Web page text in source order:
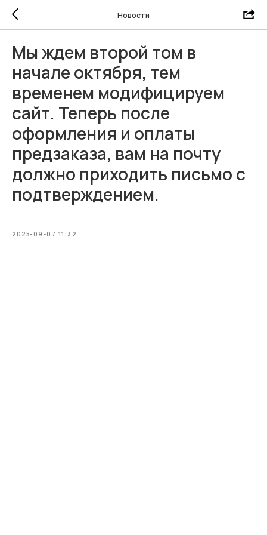
Новости
Мы ждем второй том в
начале октября, тем
временем модифицируем
сайт. Теперь после
оформления и оплаты
предзаказа, вам на почту
должно приходить письмо с
подтверждением.
2025-09-07 11:32